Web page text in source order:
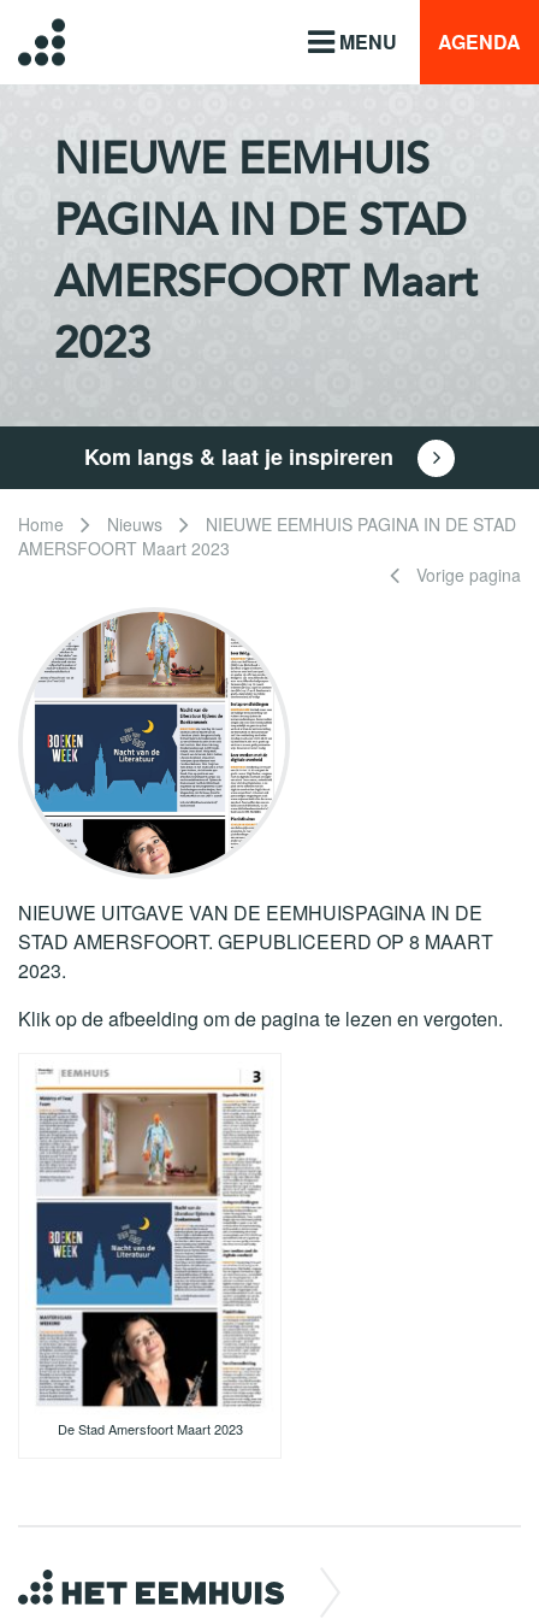
MENU AGENDA
NIEUWE EEMHUIS
PAGINA IN DE STAD
AMERSFOORT Maart
2023
Kom langs & laat je inspireren
Home Nieuws
NIEUWE EEMHUIS PAGINA IN DE STAD
AMERSFOORT Maart 2023
Vorige pagina
NIEUWE UITGAVE VAN DE EEMHUISPAGINA IN DE
STAD AMERSFOORT. GEPUBLICEERD OP 8 MAART
2023.
Klik op de afbeelding om de pagina te lezen en vergoten.
De Stad Amersfoort Maart 2023